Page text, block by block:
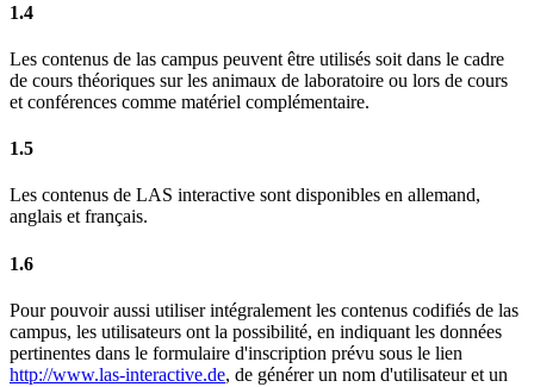
1.4
Les contenus de las campus peuvent être utilisés soit dans le cadre
de cours théoriques sur les animaux de laboratoire ou lors de cours
et conférences comme matériel complémentaire.
1.5
Les contenus de LAS interactive sont disponibles en allemand,
anglais et français.
1.6
Pour pouvoir aussi utiliser intégralement les contenus codifiés de las
campus, les utilisateurs ont la possibilité, en indiquant les données
pertinentes dans le formulaire d'inscription prévu sous le lien
http://www.las-interactive.de, de générer un nom d'utilisateur et un